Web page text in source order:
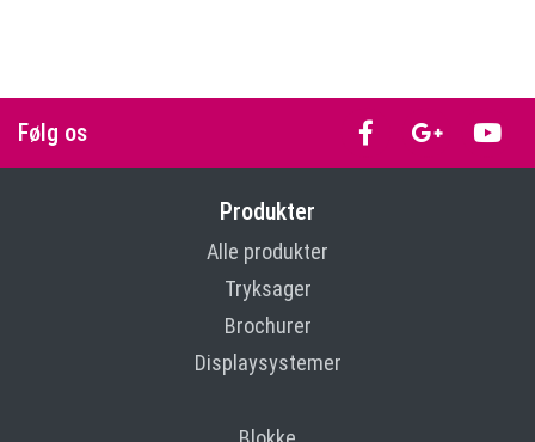
Følg os
Produkter
Alle produkter
Tryksager
Brochurer
Displaysystemer